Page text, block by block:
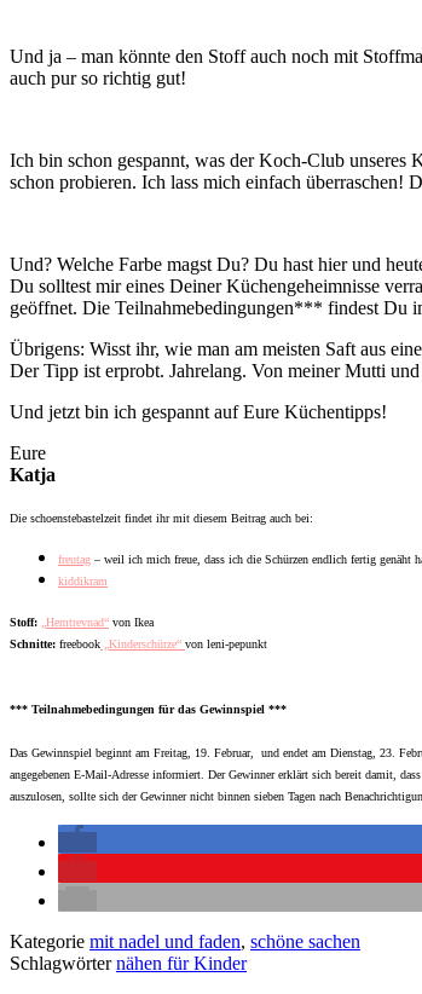
Und ja – man könnte den Stoff auch noch mit
auch pur so richtig gut!
Ich bin schon gespannt, was der Koch-Club unseres
schon probieren. Ich lass mich einfach überraschen!
Und? Welche Farbe magst Du? Du hast hier und
Du solltest mir eines Deiner Küchengeheimnisse
geöffnet. Die Teilnahmebedingungen*** findest Du
Übrigens: Wisst ihr, wie man am meisten Saft aus
Der Tipp ist erprobt. Jahrelang. Von meiner Mutti
Und jetzt bin ich gespannt auf Eure Küchentipps!
Eure
Katja
Die schoenstebastelzeit findet ihr mit diesem Beitrag auch bei:
freutag – weil ich mich freue, dass ich die Schürzen endlich fertig genäht
kiddikram
Stoff: „Hemtrevnad“ von Ikea
Schnitte: freebook „Kinderschürze“ von leni-pepunkt
*** Teilnahmebedingungen für das Gewinnspiel ***
Das Gewinnspiel beginnt am Freitag, 19. Februar, und endet am Dienstag, 23.
angegebenen E-Mail-Adresse informiert. Der Gewinner erklärt sich bereit damit,
auszulosen, sollte sich der Gewinner nicht binnen sieben Tagen nach
Kategorie mit nadel und faden, schöne sachen
Schlagwörternähen für Kinder